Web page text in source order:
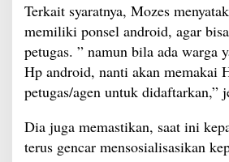
Terkait syaratnya, Mozes
memiliki ponsel android, agar
petugas. ” namun bila ada warga
Hp android, nanti akan memakai
petugas/agen untuk didaftarkan,”
Dia juga memastikan, saat ini
terus gencar mensosialisasikan